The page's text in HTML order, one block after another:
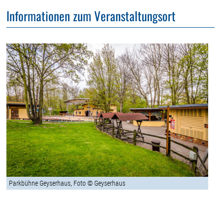
Informationen zum Veranstaltungsort
Parkbühne Geyserhaus, Foto © Geyserhaus